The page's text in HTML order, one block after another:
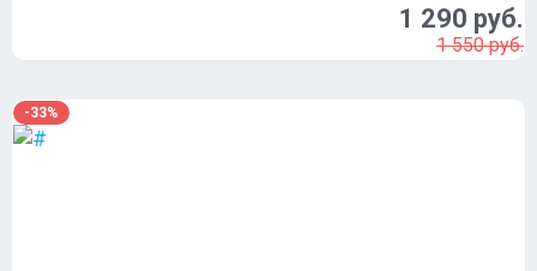
1 290 руб.
1 550 руб.
-33%